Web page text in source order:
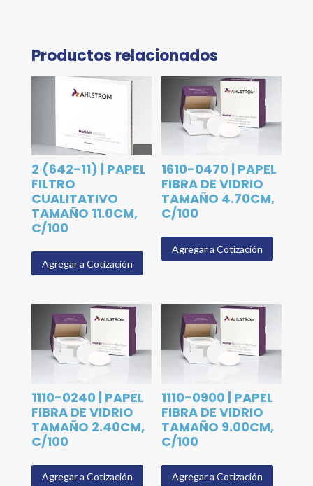
Productos relacionados
2 (642-11) | PAPEL
FILTRO
CUALITATIVO
TAMAÑO 11.0CM,
C/100
Agregar a Cotización
1610-0470 | PAPEL
FIBRA DE VIDRIO
TAMAÑO 4.70CM,
C/100
Agregar a Cotización
1110-0240 | PAPEL
FIBRA DE VIDRIO
TAMAÑO 2.40CM,
C/100
Agregar a Cotización
1110-0900 | PAPEL
FIBRA DE VIDRIO
TAMAÑO 9.00CM,
C/100
Agregar a Cotización